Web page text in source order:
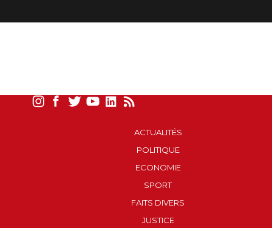
ACTUALITÉS
POLITIQUE
ECONOMIE
SPORT
FAITS DIVERS
JUSTICE